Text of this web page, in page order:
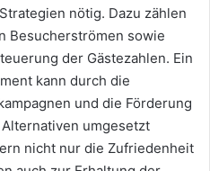
nötig. Dazu zählen
Besucherströmen sowie
der Gästezahlen. Ein
kann durch die
und die Förderung
umgesetzt
nicht nur die Zufriedenheit